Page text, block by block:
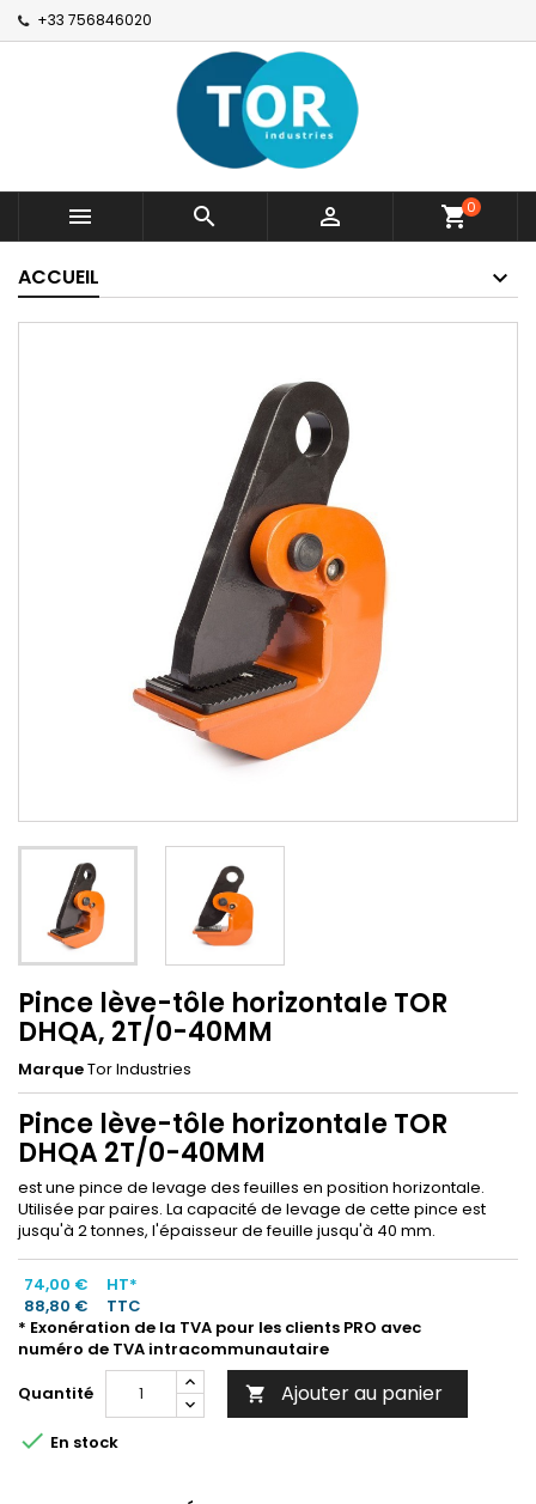
+33 756846020
   shopping_cart0
ACCUEIL
Pince lève-tôle horizontale TOR
DHQA, 2T/0-40MM
MarqueTor Industries
Pince lève-tôle horizontale TOR
DHQA 2T/0-40MM
est une pince de levage des feuilles en position horizontale.
Utilisée par paires. La capacité de levage de cette pince est
jusqu'à 2 tonnes, l'épaisseur de feuille jusqu'à 40 mm.
74,00 €
HT*
88,80 €
TTC
* Exonération de la TVA pour les clients PRO avec
numéro de TVA intracommunautaire
Quantité
 Ajouter au panier
 En stock